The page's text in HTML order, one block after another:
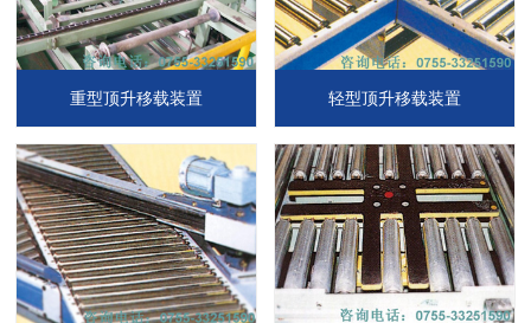
重型顶升移载装置 轻型顶升移载装置